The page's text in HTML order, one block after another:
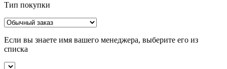
Тип покупки
Если вы знаете имя вашего менеджера, выберите его из
списка